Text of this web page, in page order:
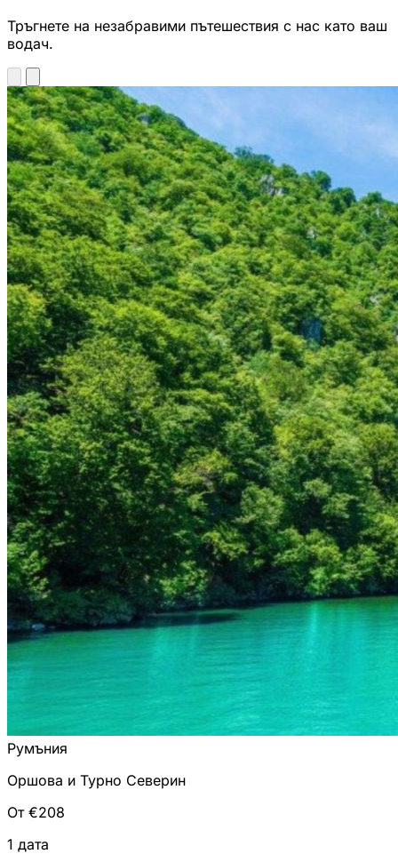
Тръгнете на незабравими пътешествия с нас като ваш
водач.
Румъния
Оршова и Турно Северин
От €208
1 дата